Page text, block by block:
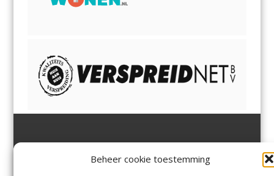
Beheer cookie toestemming
Margadantstraat 34
Velserbroek,Velsen-Zuid,